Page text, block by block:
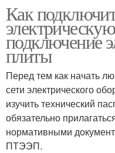
Как
подключение
плиты
Перед тем как начать
сети электрического
изучить технический
обязательно
нормативными
ПТЭЭП.